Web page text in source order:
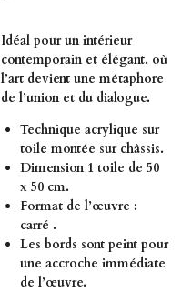
Idéal pour un intérieur
contemporain et élégant, où
l’art devient une métaphore
de l’union et du dialogue.
Technique acrylique sur
toile montée sur châssis.
Dimension 1 toile de 50
x 50 cm.
Format de l’œuvre :
carré .
Les bords sont peint pour
une accroche immédiate
de l’œuvre.